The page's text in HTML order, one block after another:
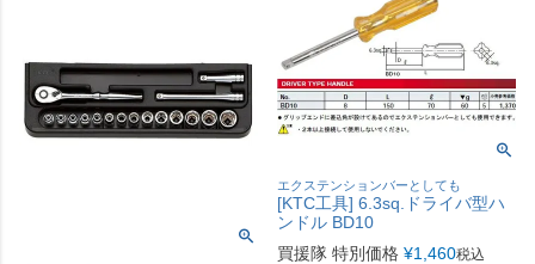
エクステンションバーとしても
[KTC工具] 6.3sq.ドライバ型ハ
ンドル BD10
買援隊 特別価格 ¥1,460税込